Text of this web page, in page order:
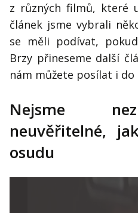
Obchodní podmínky
Hledaná fráze
z různých filmů, které
článek jsme vybrali
se měli podívat,
Brzy přineseme další
nám můžete posílat i
Nejsme
neuvěřitelné,
osudu